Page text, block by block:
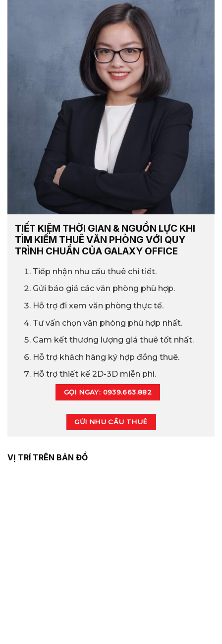
TIẾT KIỆM THỜI GIAN & NGUỒN LỰC KHI
TÌM KIẾM THUÊ VĂN PHÒNG VỚI QUY
TRÌNH CHUẨN CỦA GALAXY OFFICE
Tiếp nhận nhu cầu thuê chi tiết.
Gửi báo giá các văn phòng phù hợp.
Hỗ trợ đi xem văn phòng thực tế.
Tư vấn chọn văn phòng phù hợp nhất.
Cam kết thương lượng giá thuê tốt nhất.
Hỗ trợ khách hàng ký hợp đồng thuê.
Hỗ trợ thiết kế 2D-3D miễn phí.
GỌI NGAY: 0939.663.882
GỬI NHU CẦU THUÊ
VỊ TRÍ TRÊN BẢN ĐỒ